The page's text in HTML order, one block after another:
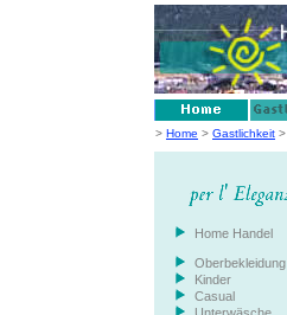
> Home > Gastlichkeit >
Home Handel
Oberbekleidung
Kinder
Casual